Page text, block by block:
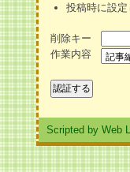
投稿時に設定
削除キー
作業内容
Scripted by Web